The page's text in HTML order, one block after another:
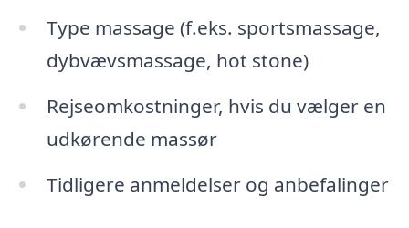
Type massage (f.eks. sportsmassage,
dybvævsmassage, hot stone)
Rejseomkostninger, hvis du vælger en
udkørende massør
Tidligere anmeldelser og anbefalinger